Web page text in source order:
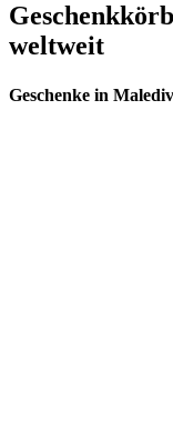
weltweit
Geschenke in